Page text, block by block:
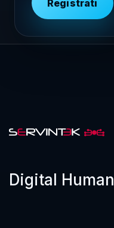
Registrati
Digital Human